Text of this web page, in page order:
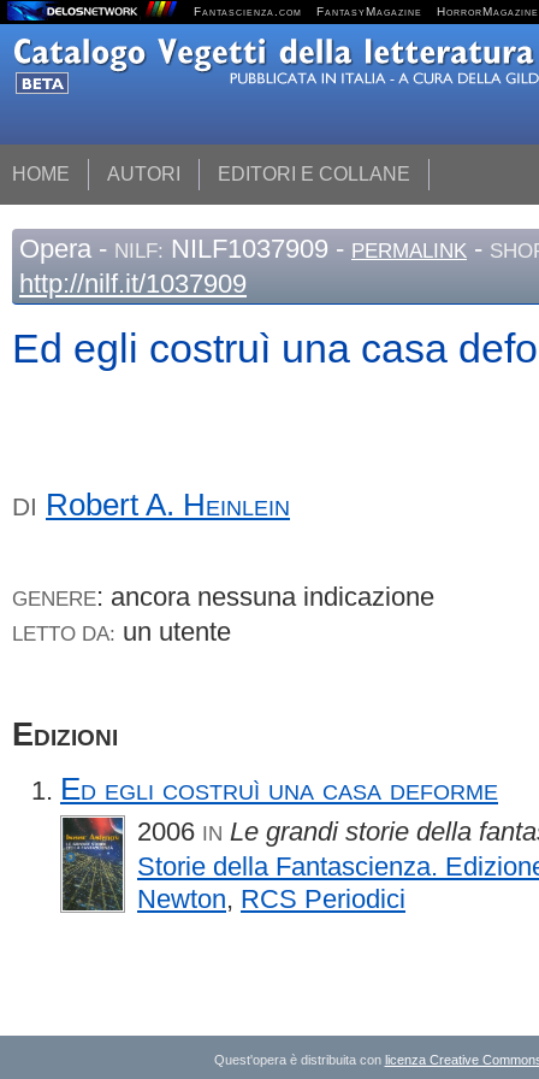
Fantascienza.com FantasyMagazine HorrorMagazine
HOME AUTORI EDITORI E COLLANE
Opera - NILF: NILF1037909 - PERMALINK -
http://nilf.it/1037909
Ed egli costruì una casa
DI Robert A. Heinlein
GENERE: ancora nessuna indicazione
LETTO DA: un utente
Edizioni
Ed egli costruì una casa deforme
2006 IN Le grandi storie della
Storie della Fantascienza.
Newton, RCS Periodici
Quest'opera è distribuita con licenza Creative